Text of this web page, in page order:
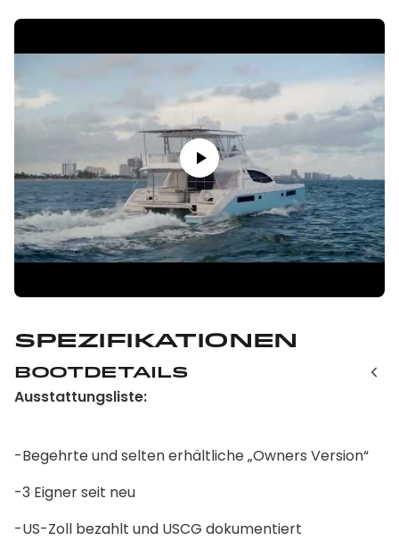
Spezifikationen
Bootdetails
Ausstattungsliste:
-Begehrte und selten erhältliche „Owners Version“
-3 Eigner seit neu
-US-Zoll bezahlt und USCG dokumentiert